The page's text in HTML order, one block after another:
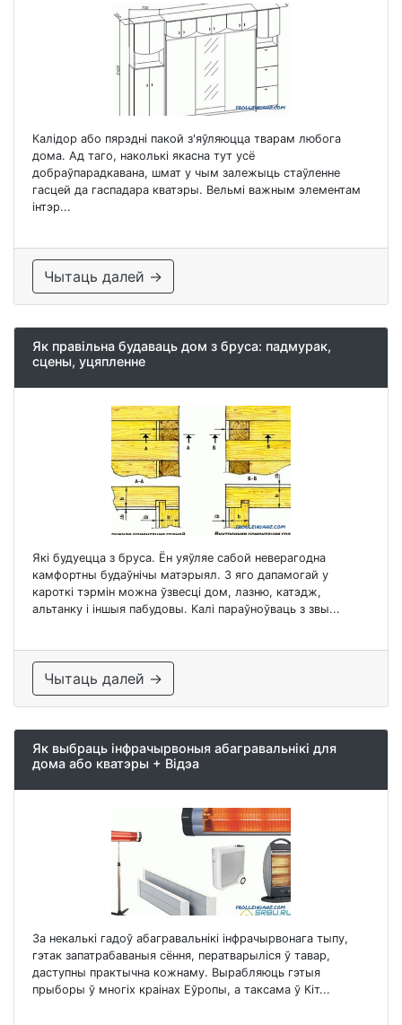
Калідор або пярэдні пакой з'яўляюцца тварам любога
дома. Ад таго, наколькі якасна тут усё
добраўпарадкавана, шмат у чым залежыць стаўленне
гасцей да гаспадара кватэры. Вельмі важным элементам
інтэр...
Чытаць далей →
Як правільна будаваць дом з бруса: падмурак,
сцены, уцяпленне
Які будуецца з бруса. Ён уяўляе сабой неверагодна
камфортны будаўнічы матэрыял. З яго дапамогай у
кароткі тэрмін можна ўзвесці дом, лазню, катэдж,
альтанку і іншыя пабудовы. Калі параўноўваць з звы...
Чытаць далей →
Як выбраць інфрачырвоныя абагравальнікі для
дома або кватэры + Відэа
За некалькі гадоў абагравальнікі інфрачырвонага тыпу,
гэтак запатрабаваныя сёння, ператварыліся ў тавар,
даступны практычна кожнаму. Вырабляюць гэтыя
прыборы ў многіх краінах Еўропы, а таксама ў Кіт...